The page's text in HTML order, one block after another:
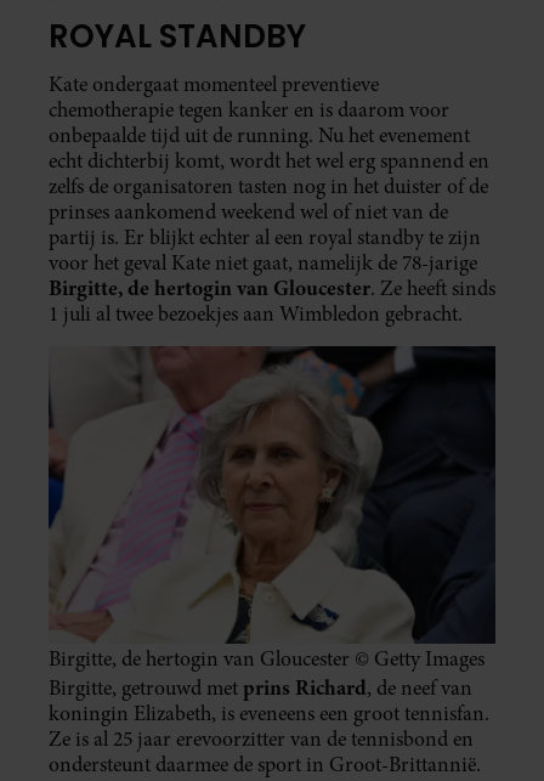
ROYAL STANDBY
Kate ondergaat momenteel preventieve
chemotherapie tegen kanker en is daarom voor
onbepaalde tijd uit de running. Nu het evenement
echt dichterbij komt, wordt het wel erg spannend en
zelfs de organisatoren tasten nog in het duister of de
prinses aankomend weekend wel of niet van de
partij is. Er blijkt echter al een royal standby te zijn
voor het geval Kate niet gaat, namelijk de 78-jarige
Birgitte, de hertogin van Gloucester. Ze heeft sinds
1 juli al twee bezoekjes aan Wimbledon gebracht.
Birgitte, de hertogin van Gloucester © Getty Images
Birgitte, getrouwd met prins Richard, de neef van
koningin Elizabeth, is eveneens een groot tennisfan.
Ze is al 25 jaar erevoorzitter van de tennisbond en
ondersteunt daarmee de sport in Groot-Brittannië.